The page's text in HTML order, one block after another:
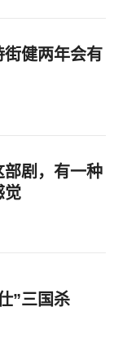
健两年会有
剧，有一种
觉
”三国杀